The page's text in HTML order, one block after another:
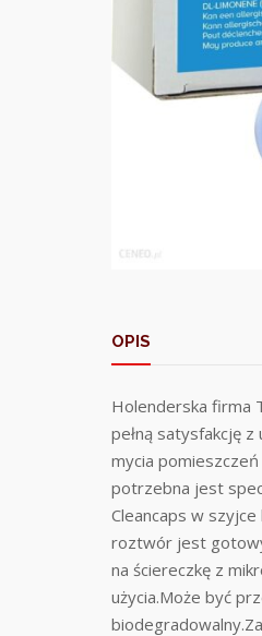
OPIS
Holenderska firma
pełną satysfakcję
mycia
potrzebna jest
Cleancaps w szyjce
roztwór jest
na ściereczkę z
użycia.Może być